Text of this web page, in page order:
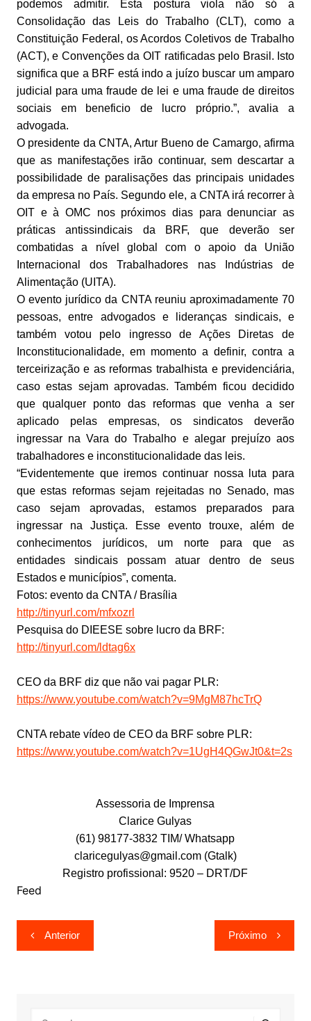
podemos admitir. Esta postura viola não só a
Consolidação das Leis do Trabalho (CLT), como a
Constituição Federal, os Acordos Coletivos de Trabalho
(ACT), e Convenções da OIT ratificadas pelo Brasil. Isto
significa que a BRF está indo a juízo buscar um amparo
judicial para uma fraude de lei e uma fraude de direitos
sociais em beneficio de lucro próprio.”, avalia a
advogada.
O presidente da CNTA, Artur Bueno de Camargo, afirma
que as manifestações irão continuar, sem descartar a
possibilidade de paralisações das principais unidades
da empresa no País. Segundo ele, a CNTA irá recorrer à
OIT e à OMC nos próximos dias para denunciar as
práticas antissindicais da BRF, que deverão ser
combatidas a nível global com o apoio da União
Internacional dos Trabalhadores nas Indústrias de
Alimentação (UITA).
O evento jurídico da CNTA reuniu aproximadamente 70
pessoas, entre advogados e lideranças sindicais, e
também votou pelo ingresso de Ações Diretas de
Inconstitucionalidade, em momento a definir, contra a
terceirização e as reformas trabalhista e previdenciária,
caso estas sejam aprovadas. Também ficou decidido
que qualquer ponto das reformas que venha a ser
aplicado pelas empresas, os sindicatos deverão
ingressar na Vara do Trabalho e alegar prejuízo aos
trabalhadores e inconstitucionalidade das leis.
“Evidentemente que iremos continuar nossa luta para
que estas reformas sejam rejeitadas no Senado, mas
caso sejam aprovadas, estamos preparados para
ingressar na Justiça. Esse evento trouxe, além de
conhecimentos jurídicos, um norte para que as
entidades sindicais possam atuar dentro de seus
Estados e municípios”, comenta.
Fotos: evento da CNTA / Brasília
http://tinyurl.com/mfxozrl
Pesquisa do DIEESE sobre lucro da BRF:
http://tinyurl.com/ldtag6x
CEO da BRF diz que não vai pagar PLR:
https://www.youtube.com/watch?v=9MgM87hcTrQ
CNTA rebate vídeo de CEO da BRF sobre PLR:
https://www.youtube.com/watch?v=1UgH4QGwJt0&t=2s
Assessoria de Imprensa
Clarice Gulyas
(61) 98177-3832 TIM/ Whatsapp
claricegulyas@gmail.com (Gtalk)
Registro profissional: 9520 – DRT/DF
Feed
Navegação
de
Anterior Próximo